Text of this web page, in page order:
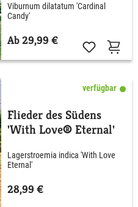
Viburnum dilatatum 'Cardinal
Candy'
Ab 29,99 €
verfügbar
Flieder des Südens
'With Love® Eternal'
Lagerstroemia indica 'With Love
Eternal'
28,99 €